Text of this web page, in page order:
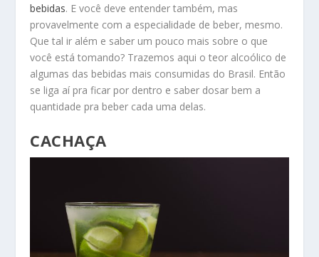
bebidas. E você deve entender também, mas
provavelmente com a especialidade de beber, mesmo.
Que tal ir além e saber um pouco mais sobre o que
você está tomando? Trazemos aqui o teor alcoólico de
algumas das bebidas mais consumidas do Brasil. Então
se liga aí pra ficar por dentro e saber dosar bem a
quantidade pra beber cada uma delas.
CACHAÇA